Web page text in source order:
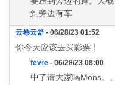
到旁边有车
云卷云舒 - 06/28/23 01:52
你今天应该去买彩票！
fevre - 06/28/23 08:00
中了请大家喝Mons。